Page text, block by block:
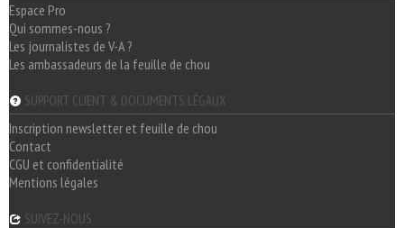
Espace Pro
Qui sommes-nous ?
Les journalistes de V-A ?
Les ambassadeurs de la feuille de chou
SUPPORT CLIENT & DOCUMENTS LÉGAUX
Inscription newsletter et feuille de chou
Contact
CGU et confidentialité
Mentions légales
SUIVEZ-NOUS